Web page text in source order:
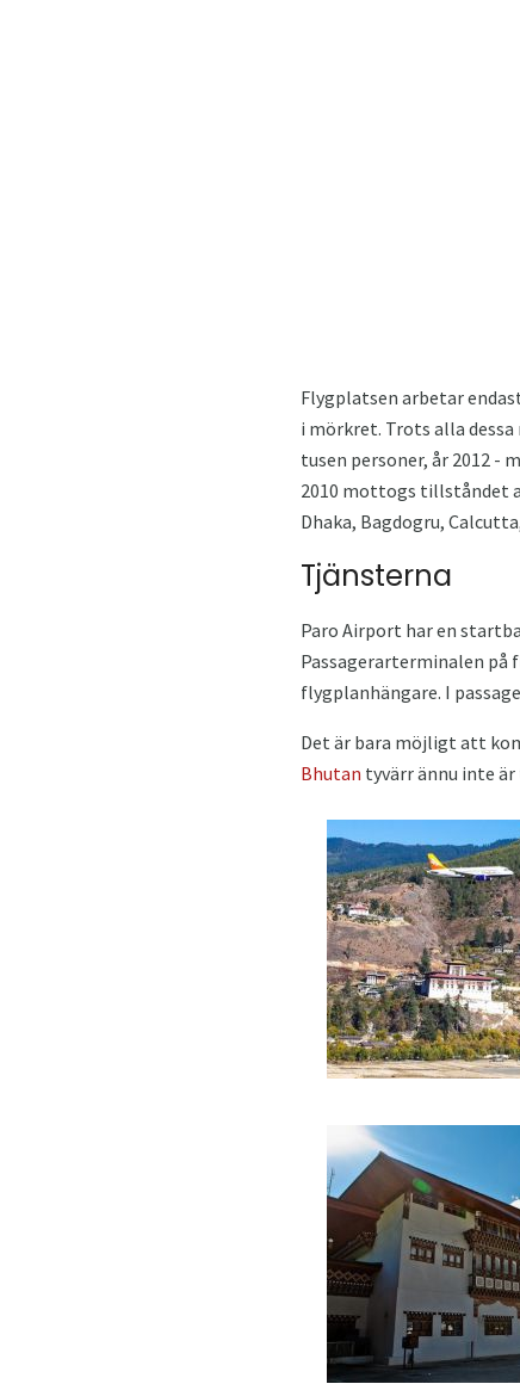
Flygplatsen arbetar
i mörkret. Trots alla
tusen personer, år 2012 -
2010 mottogs tillståndet
Dhaka, Bagdogru,
Tjänsterna
Paro Airport har en
Passagerarterminalen
flygplanhängare. I
Det är bara möjligt att
Bhutan tyvärr ännu inte